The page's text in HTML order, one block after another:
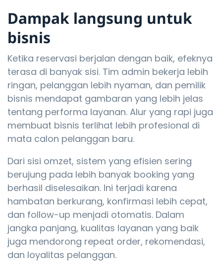
Dampak langsung untuk
bisnis
Ketika reservasi berjalan dengan baik, efeknya
terasa di banyak sisi. Tim admin bekerja lebih
ringan, pelanggan lebih nyaman, dan pemilik
bisnis mendapat gambaran yang lebih jelas
tentang performa layanan. Alur yang rapi juga
membuat bisnis terlihat lebih profesional di
mata calon pelanggan baru.
Dari sisi omzet, sistem yang efisien sering
berujung pada lebih banyak booking yang
berhasil diselesaikan. Ini terjadi karena
hambatan berkurang, konfirmasi lebih cepat,
dan follow-up menjadi otomatis. Dalam
jangka panjang, kualitas layanan yang baik
juga mendorong repeat order, rekomendasi,
dan loyalitas pelanggan.